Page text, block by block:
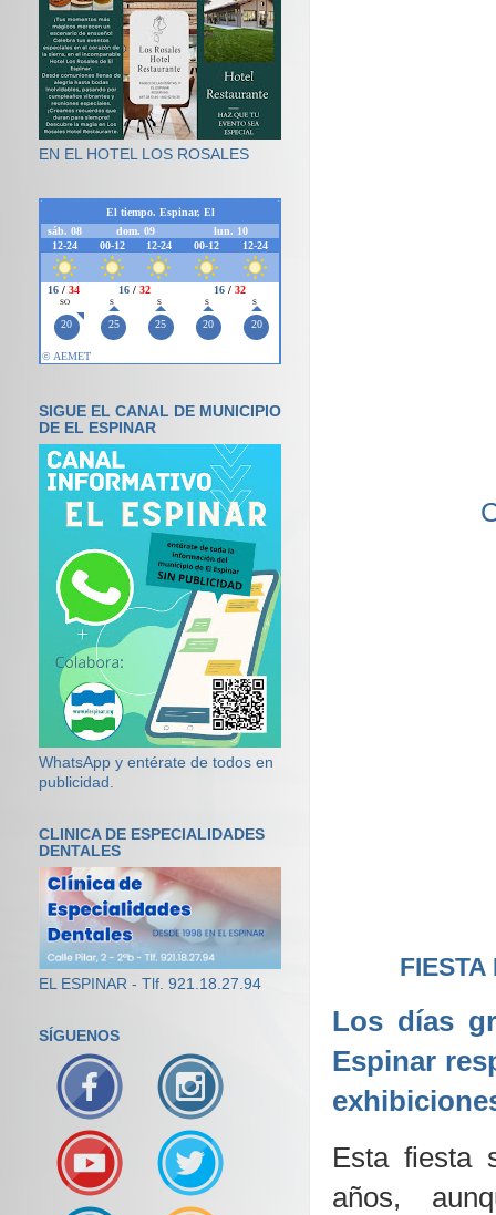
Los días
Espinar
Esta fiesta
años,
EN EL HOTEL LOS ROSALES
SIGUE EL CANAL DE MUNICIPIO
DE EL ESPINAR
WhatsApp y entérate de todos en
publicidad.
CLINICA DE ESPECIALIDADES
DENTALES
EL ESPINAR - Tlf. 921.18.27.94
SÍGUENOS